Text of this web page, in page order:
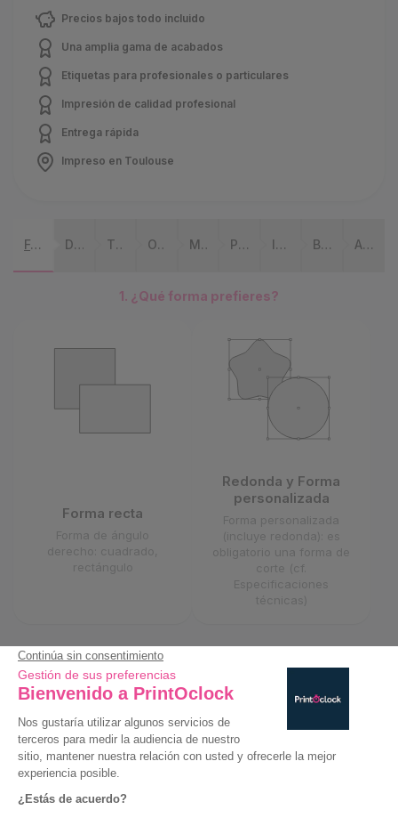
Precios bajos todo incluido
Una amplia gama de acabados
Etiquetas para profesionales o particulares
Impresión de calidad profesional
Entrega rápida
Impreso en Toulouse
Forma Dimensions Tipo de aplicación Orientation Mandrin Papel Impresión Blanc Acabados
1. ¿Qué forma prefieres?
Forma recta
Forma de ángulo
derecho: cuadrado,
rectángulo
Redonda y Forma
personalizada
Forma personalizada
(incluye redonda): es
obligatorio una forma de
corte (cf.
Especificaciones
técnicas)
Siempre precios bajos
Eco-Responsable